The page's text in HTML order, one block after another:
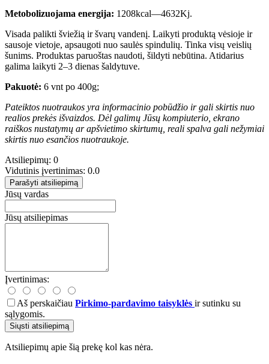
Metobolizuojama energija: 1208kcal—4632Kj.
Visada palikti šviežią ir švarų vandenį. Laikyti produktą vėsioje ir
sausoje vietoje, apsaugoti nuo saulės spindulių. Tinka visų veislių
šunims. Produktas paruoštas naudoti, šildyti nebūtina. Atidarius
galima laikyti 2–3 dienas šaldytuve.
Pakuotė: 6 vnt po 400g;
Pateiktos nuotraukos yra informacinio pobūdžio ir gali skirtis nuo
realios prekės išvaizdos. Dėl galimų Jūsų kompiuterio, ekrano
raiškos nustatymų ar apšvietimo skirtumų, reali spalva gali nežymiai
skirtis nuo esančios nuotraukoje.
Atsiliepimų: 0
Vidutinis įvertinimas: 0.0
Parašyti atsiliepimą
Jūsų vardas
Jūsų atsiliepimas
Įvertinimas:
Aš perskaičiau Pirkimo-pardavimo taisyklės ir sutinku su
sąlygomis.
Siųsti atsiliepimą
Atsiliepimų apie šią prekę kol kas nėra.